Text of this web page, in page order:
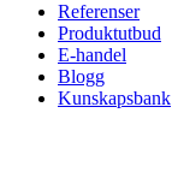
Referenser
Produktutbud
E-handel
Blogg
Kunskapsbank